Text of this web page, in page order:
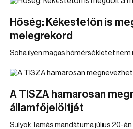
Hőség: Kékestetőn is
melegrekord
Soha ilyen magas hőmérsékletet nem
A TISZA hamarosan
államfőjelöltjét
Sulyok Tamás mandátuma július 20-